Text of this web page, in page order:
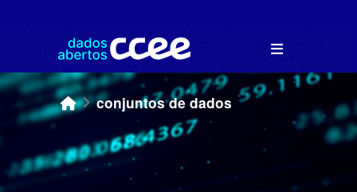
conjuntos de dados